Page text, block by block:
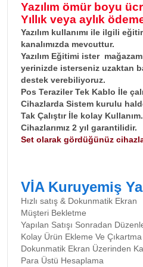
Yazılım ömür boyu
Yıllık veya aylık
Yazılım kullanımı ile ilgili
kanalımızda mevcuttur.
Yazılım Eğitimi ister
yerinizde isterseniz uzaktan
destek verebiliyoruz.
Pos Teraziler Tek Kablo İle
Cihazlarda Sistem kurulu
Tak Çalıştır İle kolay Kullanım.
Cihazlarımız 2 yıl garantilidir.
Set olarak gördüğünüz
VİA Kuruyemiş
Hızlı satış & Dokunmatik Ekran
Müşteri Bekletme
Yapılan Satışı Sonradan
Kolay Ürün Ekleme Ve Çıkartma
Dokunmatik Ekran Üzerinden
Para Üstü Hesaplama